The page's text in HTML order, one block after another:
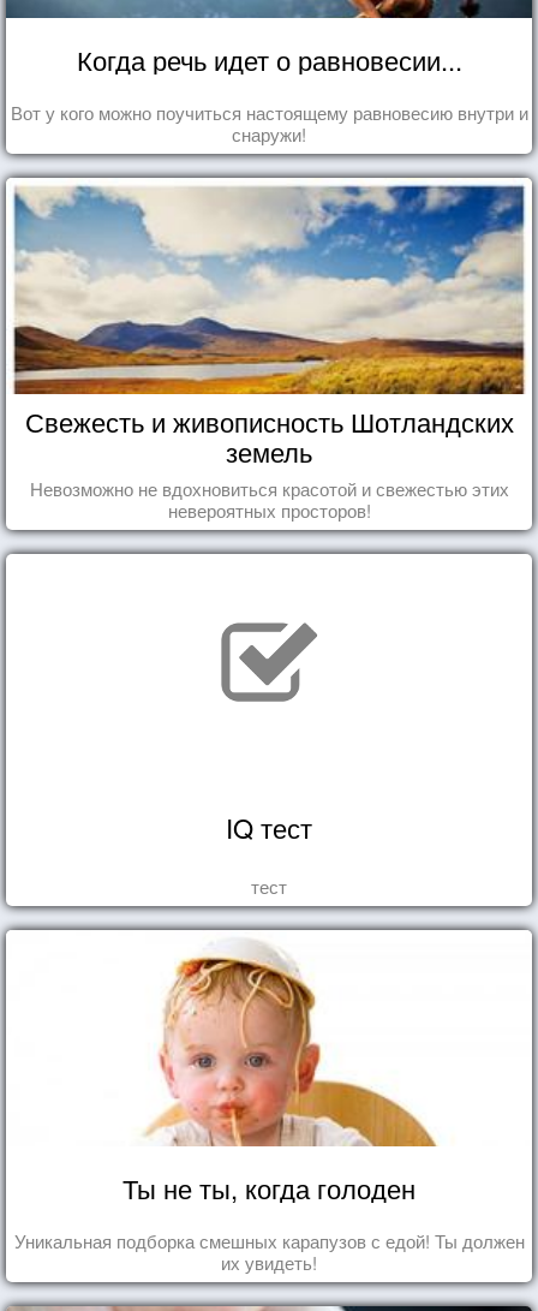
Когда речь идет о равновесии...
Вот у кого можно поучиться настоящему равновесию внутри и
снаружи!
Свежесть и живописность Шотландских
земель
Невозможно не вдохновиться красотой и свежестью этих
невероятных просторов!
IQ тест
тест
Ты не ты, когда голоден
Уникальная подборка смешных карапузов с едой! Ты должен
их увидеть!